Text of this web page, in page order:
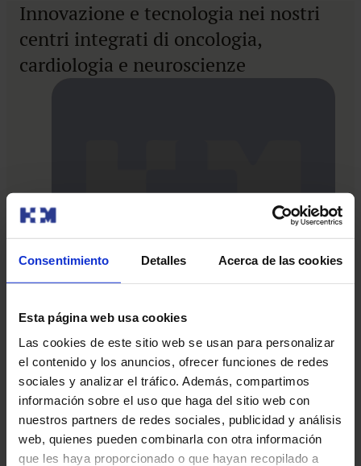
Consentimiento Detalles Acerca de las cookies
Esta página web usa cookies
Las cookies de este sitio web se usan para personalizar
el contenido y los anuncios, ofrecer funciones de redes
sociales y analizar el tráfico. Además, compartimos
información sobre el uso que haga del sitio web con
nuestros partners de redes sociales, publicidad y análisis
web, quienes pueden combinarla con otra información
que les haya proporcionado o que hayan recopilado a
Innovazione e tecnologia nei nostri
centri integrati di oncologia,
cardiologia e neuroscienze
Centro Integrato di
Neuroscienze HM CINAC
HM CINAC offre un’assistenza neurologica completa e
personalizzata, grazie alla ricerca più avanzata e alla
tecnologia di ultima generazione
Scopri di più